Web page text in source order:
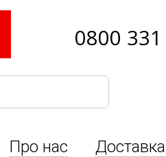
0800
Про нас